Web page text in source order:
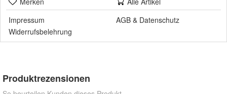
Impressum
AGB & Datenschutz
Widerrufsbelehrung
Produktrezensionen